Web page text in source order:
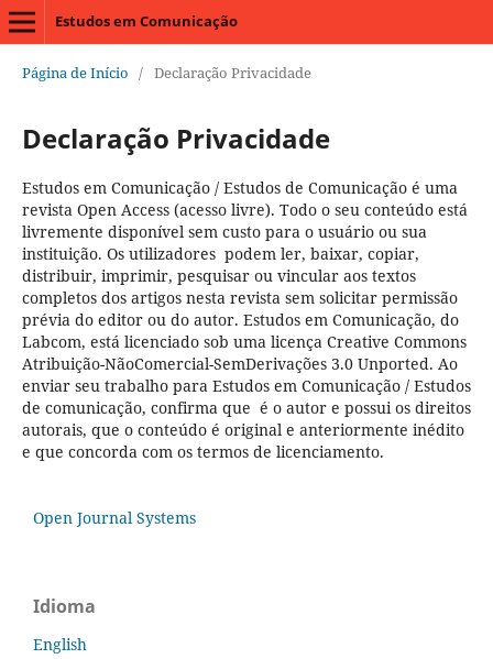
Estudos em Comunicação
Página de Início / Declaração Privacidade
Declaração Privacidade
Estudos em Comunicação / Estudos de Comunicação é uma
revista Open Access (acesso livre). Todo o seu conteúdo está
livremente disponível sem custo para o usuário ou sua
instituição. Os utilizadores podem ler, baixar, copiar,
distribuir, imprimir, pesquisar ou vincular aos textos
completos dos artigos nesta revista sem solicitar permissão
prévia do editor ou do autor. Estudos em Comunicação, do
Labcom, está licenciado sob uma licença Creative Commons
Atribuição-NãoComercial-SemDerivações 3.0 Unported. Ao
enviar seu trabalho para Estudos em Comunicação / Estudos
de comunicação, confirma que é o autor e possui os direitos
autorais, que o conteúdo é original e anteriormente inédito
e que concorda com os termos de licenciamento.
Open Journal Systems
Idioma
English